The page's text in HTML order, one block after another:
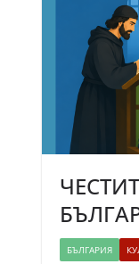
БЪЛГАРИЯ